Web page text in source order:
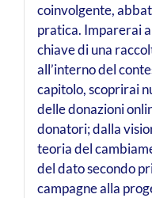
coinvolgente,
pratica. Imparerai
chiave di una
all’interno del
capitolo, scoprirai
delle donazioni
donatori; dalla
teoria del
del dato secondo
campagne alla